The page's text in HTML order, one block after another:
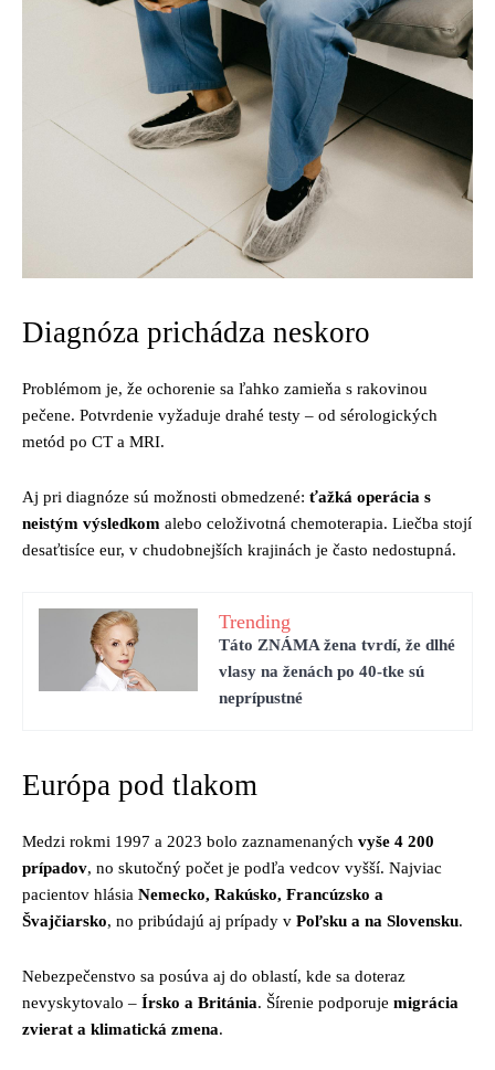
Diagnóza prichádza neskoro
Problémom je, že ochorenie sa ľahko zamieňa s rakovinou
pečene. Potvrdenie vyžaduje drahé testy – od sérologických
metód po CT a MRI.
Aj pri diagnóze sú možnosti obmedzené: ťažká operácia s
neistým výsledkom alebo celoživotná chemoterapia. Liečba stojí
desaťtisíce eur, v chudobnejších krajinách je často nedostupná.
Trending
Táto ZNÁMA žena tvrdí, že dlhé
vlasy na ženách po 40-tke sú
neprípustné
Európa pod tlakom
Medzi rokmi 1997 a 2023 bolo zaznamenaných vyše 4 200
prípadov, no skutočný počet je podľa vedcov vyšší. Najviac
pacientov hlásia Nemecko, Rakúsko, Francúzsko a
Švajčiarsko, no pribúdajú aj prípady v Poľsku a na Slovensku.
Nebezpečenstvo sa posúva aj do oblastí, kde sa doteraz
nevyskytovalo – Írsko a Británia. Šírenie podporuje migrácia
zvierat a klimatická zmena.